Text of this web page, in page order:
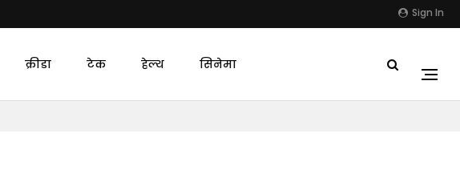
Sign In
क्रीडा टेक हेल्थ सिनेमा